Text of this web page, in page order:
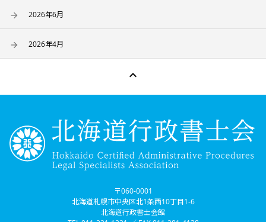
2026年6月
2026年4月

〒060-0001
北海道札幌市中央区北1条西10丁目1-6
北海道行政書士会館